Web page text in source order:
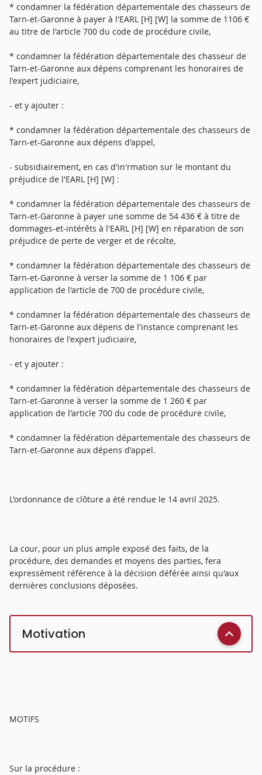
* condamner la fédération départementale des chasseurs de
Tarn-et-Garonne à payer à l'EARL [H] [W] la somme de 1106 €
au titre de l'article 700 du code de procédure civile,
* condamner la fédération départementale des chasseur de
Tarn-et-Garonne aux dépens comprenant les honoraires de
l'expert judiciaire,
- et y ajouter :
* condamner la fédération départementale des chasseurs de
Tarn-et-Garonne aux dépens d'appel,
- subsidiairement, en cas d'in'rmation sur le montant du
préjudice de l'EARL [H] [W] :
* condamner la fédération départementale des chasseurs de
Tarn-et-Garonne à payer une somme de 54 436 € à titre de
dommages-et-intérêts à l'EARL [H] [W] en réparation de son
préjudice de perte de verger et de récolte,
* condamner la fédération départementale des chasseurs de
Tarn-et-Garonne à verser la somme de 1 106 € par
application de l'article de 700 de procédure civile,
* condamner la fédération départementale des chasseurs de
Tarn-et-Garonne aux dépens de l'instance comprenant les
honoraires de l'expert judiciaire,
- et y ajouter :
* condamner la fédération départementale des chasseurs de
Tarn-et-Garonne à verser la somme de 1 260 € par
application de l'article 700 du code de procédure civile,
* condamner la fédération départementale des chasseurs de
Tarn-et-Garonne aux dépens d'appel.
L'ordonnance de clôture a été rendue le 14 avril 2025.
La cour, pour un plus ample exposé des faits, de la
procédure, des demandes et moyens des parties, fera
expressément référence à la décision déférée ainsi qu'aux
dernières conclusions déposées.
Motivation
MOTIFS
Sur la procédure :